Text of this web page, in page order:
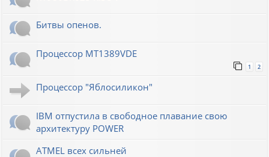
Битвы опенов.
Процессор MT1389VDE
1 2
Процессор "Яблосиликон"
IBM отпустила в свободное плавание свою
архитектуру POWER
ATMEL всех сильней